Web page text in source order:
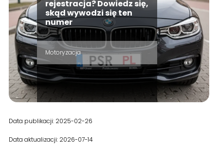
rejestracja? Dowiedz się,
skąd wywodzi się ten
numer
Motoryzacja
Data publikacji: 2025-02-26
Data aktualizacji: 2026-07-14